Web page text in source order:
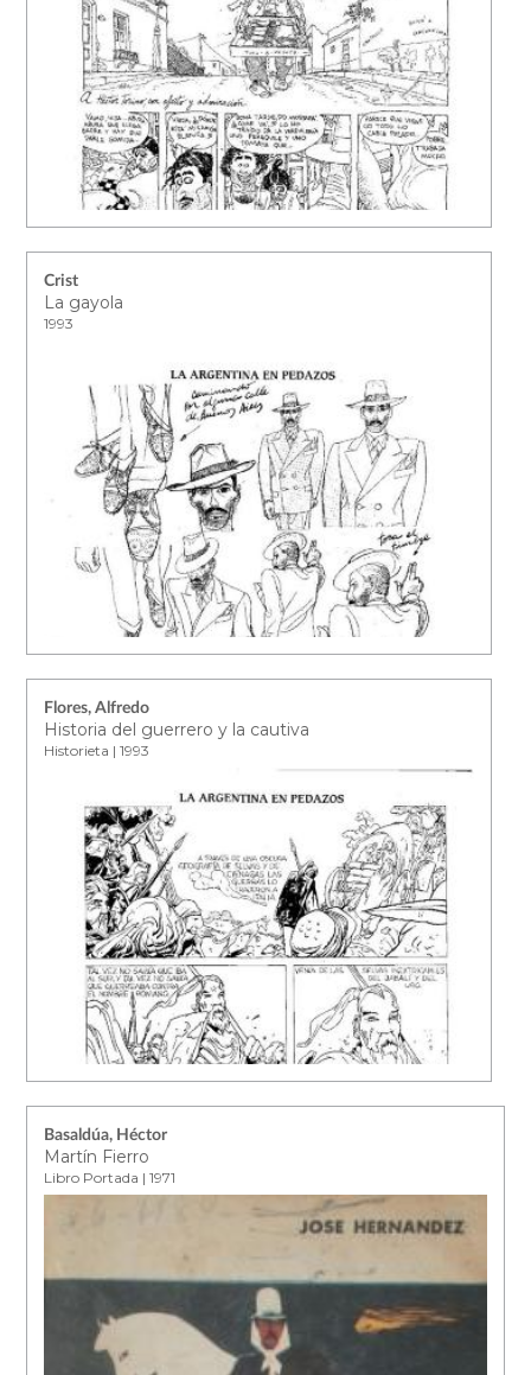
Crist
La gayola
1993
Flores, Alfredo
Historia del guerrero y la cautiva
Historieta | 1993
Basaldúa, Héctor
Martín Fierro
Libro Portada | 1971